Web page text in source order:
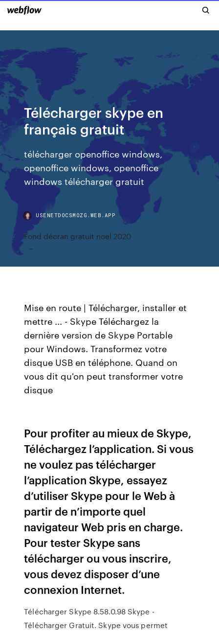
Télécharger skype en
français gratuit
télécharger openoffice windows,
openoffice windows, openoffice
windows télécharger gratuit
USENETDOCSMOZG.WEB.APP
Fond décran gratuit noel 2020
Mise en route | Télécharger, installer et
mettre ... - Skype Téléchargez la
dernière version de Skype Portable
pour Windows. Transformez votre
disque USB en téléphone. Quand on
vous dit qu'on peut transformer votre
disque
Pour profiter au mieux de Skype,
Téléchargez l’application. Si vous
ne voulez pas télécharger
l’application Skype, essayez
d’utiliser Skype pour le Web à
partir de n’importe quel
navigateur Web pris en charge.
Pour tester Skype sans
télécharger ou vous inscrire,
vous devez disposer d’une
connexion Internet.
Télécharger Skype 8.58.0.98 Skype -
Télécharger Gratuit. Skype vous permet